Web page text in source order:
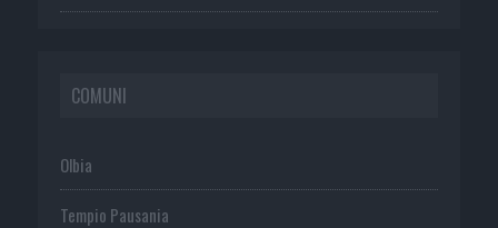
COMUNI
Olbia
Tempio Pausania